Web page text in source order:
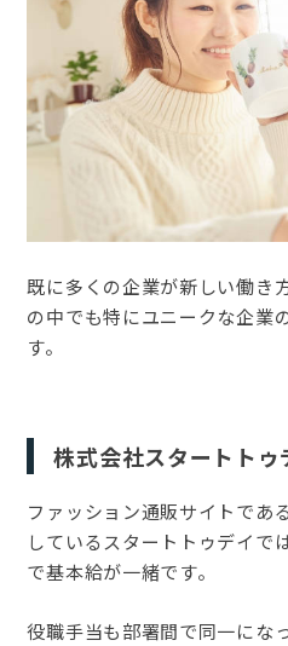
既に多くの企業が新しい働き
の中でも特にユニークな企業
す。
株式会社スタートトゥ
ファッション通販サイトであ
しているスタートトゥデイで
で基本給が一緒です。
役職手当も部署間で同一にな